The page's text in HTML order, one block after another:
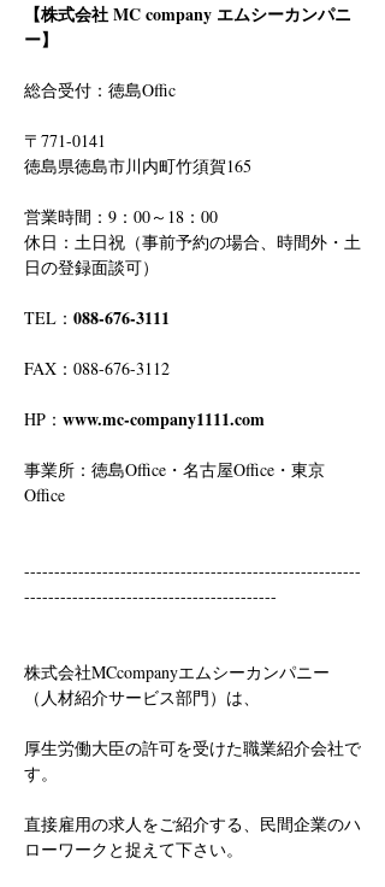
【株式会社 MC company エムシーカンパニ
ー】
総合受付：徳島Offic
〒771-0141
徳島県徳島市川内町竹須賀165
営業時間：9：00～18：00
休日：土日祝（事前予約の場合、時間外・土
日の登録面談可）
TEL： 088-676-3111
FAX：088-676-3112
HP： www.mc-company1111.com
事業所：徳島Office・名古屋Office・東京
Office
--------------------------------------------------------
------------------------------------------
株式会社MCcompanyエムシーカンパニー
（人材紹介サービス部門）は、
厚生労働大臣の許可を受けた職業紹介会社で
す。
直接雇用の求人をご紹介する、民間企業のハ
ローワークと捉えて下さい。